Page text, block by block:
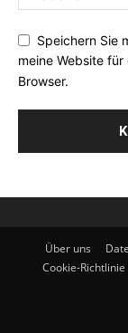
Speichern Sie
meine Website
Browser.
Über uns
Cookie-Richtlinie